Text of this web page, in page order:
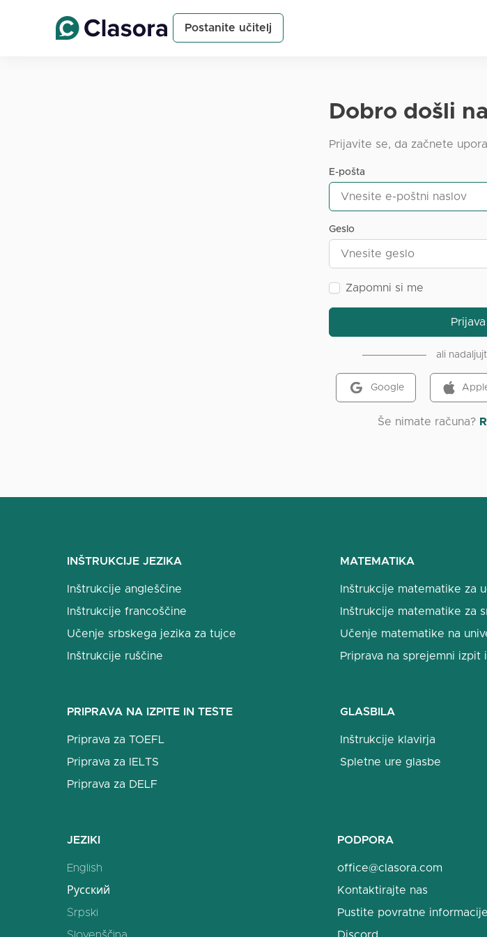
Postanite učitelj
Dobro došli
Prijavite se, da začnete
E-pošta
Geslo
Zapomni si me
Prijava
ali
Google
Še nimate računa?
INŠTRUKCIJE JEZIKA
Inštrukcije angleščine
Inštrukcije francoščine
Učenje srbskega jezika za tujce
Inštrukcije ruščine
MATEMATIKA
Inštrukcije matematike za
Inštrukcije matematike za
Učenje matematike na
Priprava na sprejemni izpit
PRIPRAVA NA IZPITE IN TESTE
Priprava za TOEFL
Priprava za IELTS
Priprava za DELF
GLASBILA
Inštrukcije klavirja
Spletne ure glasbe
JEZIKI
English
Русский
Srpski
PODPORA
office@clasora.com
Kontaktirajte nas
Pustite povratne informacije